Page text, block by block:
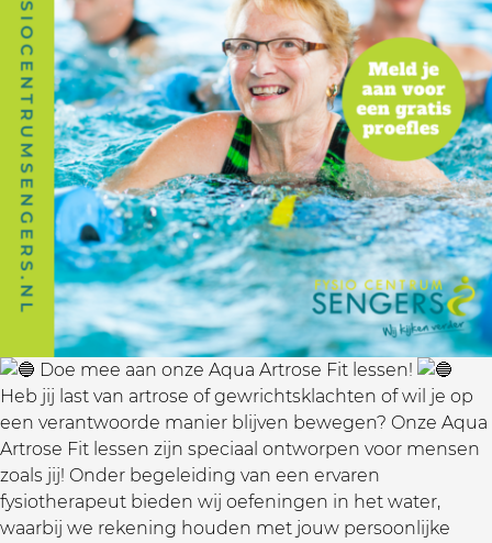
Doe mee aan onze Aqua Artrose Fit lessen!
Heb jij last van artrose of gewrichtsklachten of wil je op
een verantwoorde manier blijven bewegen? Onze Aqua
Artrose Fit lessen zijn speciaal ontworpen voor mensen
zoals jij! Onder begeleiding van een ervaren
fysiotherapeut bieden wij oefeningen in het water,
waarbij we rekening houden met jouw persoonlijke